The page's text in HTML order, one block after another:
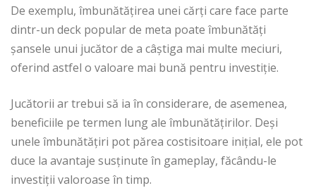
De exemplu, îmbunătățirea unei cărți care face parte
dintr-un deck popular de meta poate îmbunătăți
șansele unui jucător de a câștiga mai multe meciuri,
oferind astfel o valoare mai bună pentru investiție.
Jucătorii ar trebui să ia în considerare, de asemenea,
beneficiile pe termen lung ale îmbunătățirilor. Deși
unele îmbunătățiri pot părea costisitoare inițial, ele pot
duce la avantaje susținute în gameplay, făcându-le
investiții valoroase în timp.